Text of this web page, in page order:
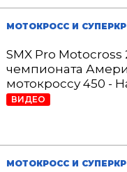
МОТОКРОСС И
SMX Pro Motocross
чемпионата
мотокроссу 450 -
ВИДЕО
МОТОКРОСС И